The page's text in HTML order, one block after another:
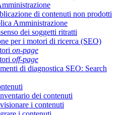
di contenuti non prodotti
Amministrazione
dei soggetti ritratti
per i motori di ricerca (SEO)
on-page
off-page
di diagnostica SEO: Search
dei contenuti
i contenuti